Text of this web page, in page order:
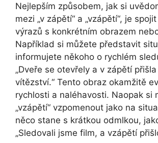
Nejlepším způsobem, jak si
mezi „v zápětí“ a „vzápětí“, je
výrazů s konkrétním obrazem
Například si můžete představit
informujete někoho o rychlém
„Dveře se otevřely a v zápětí
vítězství.“ Tento obraz okamžitě
rychlosti a naléhavosti. Naopak si
„vzápětí“ vzpomenout jako na
něco stane s krátkou odmlkou,
„Sledovali jsme film, a vzápětí